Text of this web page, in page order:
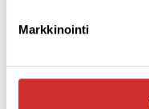
Markkinointi